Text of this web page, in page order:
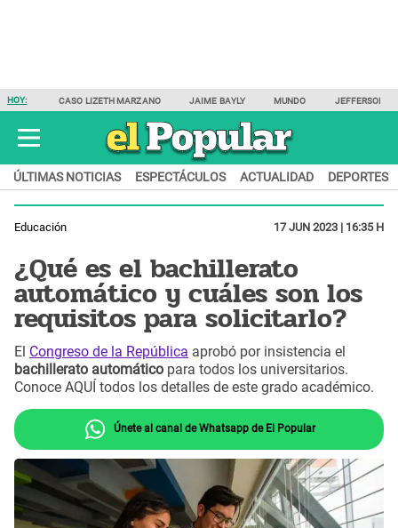
HOY: CASO LIZETH MARZANO JAIME BAYLY MUNDO JEFFERSON
ÚLTIMAS NOTICIAS ESPECTÁCULOS ACTUALIDAD DEPORTES
Educación 17 JUN 2023 | 16:35 H
¿Qué es el bachillerato
automático y cuáles son los
requisitos para solicitarlo?
El Congreso de la República aprobó por insistencia el
bachillerato automático para todos los universitarios.
Conoce AQUÍ todos los detalles de este grado académico.
Únete al canal de Whatsapp de El Popular